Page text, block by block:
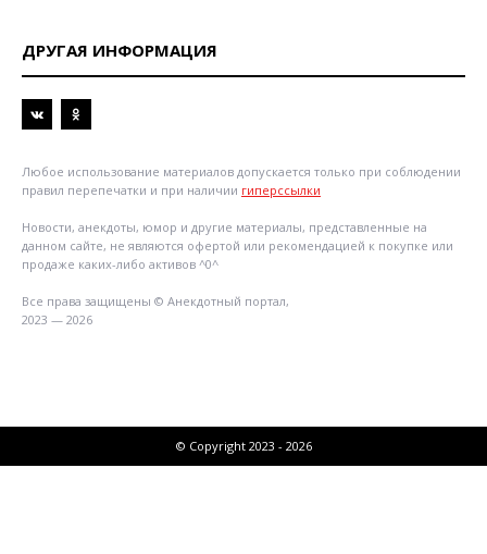
ДРУГАЯ ИНФОРМАЦИЯ
Любое использование материалов допускается только при соблюдении
правил перепечатки и при наличии гиперссылки
Новости, анекдоты, юмор и другие материалы, представленные на
данном сайте, не являются офертой или рекомендацией к покупке или
продаже каких-либо активов ^0^
Все права защищены © Анекдотный портал,
2023 — 2026
© Copyright 2023 - 2026